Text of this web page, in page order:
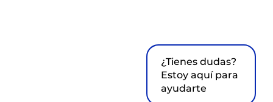
¿Tienes dudas?
Estoy aquí para
ayudarte